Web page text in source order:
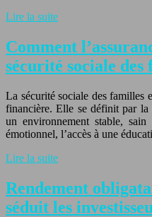
Lire la suite
Comment
sécurité sociale des
La sécurité sociale des familles
financière. Elle se définit par la
un environnement stable,
émotionnel, l’accès à une
Lire la suite
Rendement
séduit les